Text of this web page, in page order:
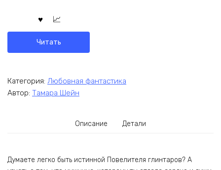
Читать
Категория: Любовная фантастика
Автор: Тамара Шейн
Описание Детали
Думаете легко быть истинной Повелителя глинтаров? А